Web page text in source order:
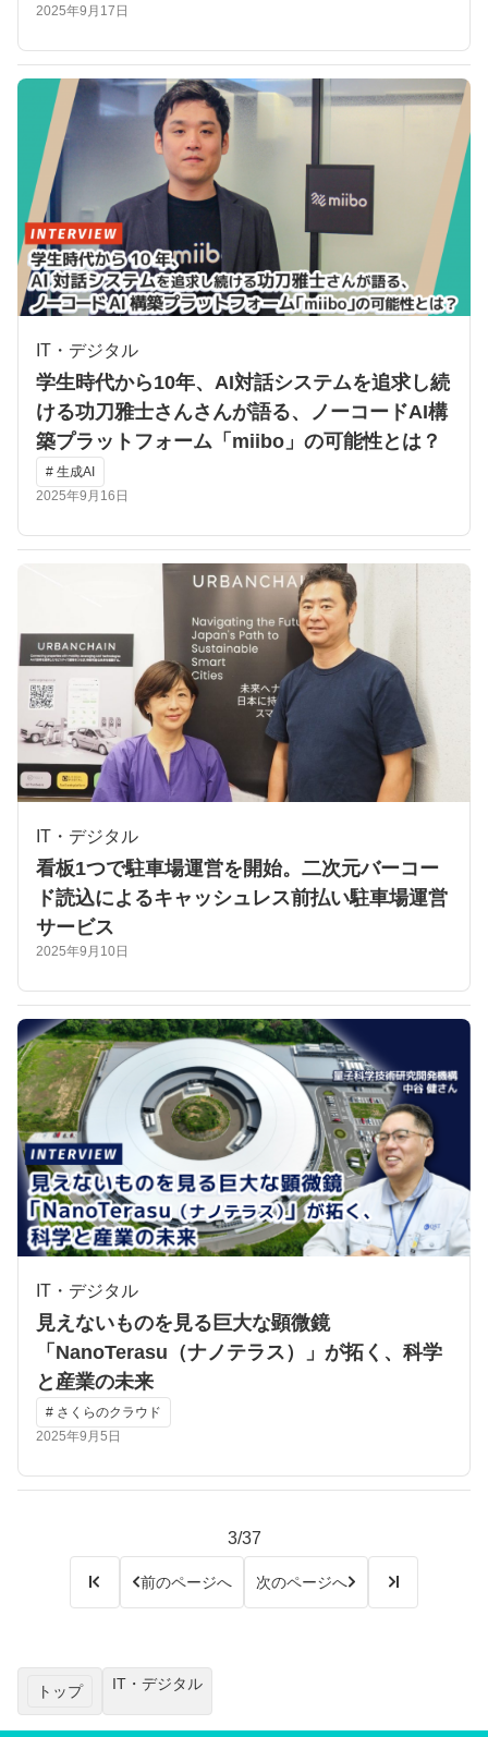
2025年9月17日
IT・デジタル
学生時代から10年、AI対話システムを追求し続
ける功刀雅士さんさんが語る、ノーコードAI構
築プラットフォーム「miibo」の可能性とは？
# 生成AI
2025年9月16日
IT・デジタル
看板1つで駐車場運営を開始。二次元バーコー
ド読込によるキャッシュレス前払い駐車場運営
サービス
2025年9月10日
IT・デジタル
見えないものを見る巨大な顕微鏡
「NanoTerasu（ナノテラス）」が拓く、科学
と産業の未来
# さくらのクラウド
2025年9月5日
3/37
前のページへ 次のページへ
トップ IT・デジタル